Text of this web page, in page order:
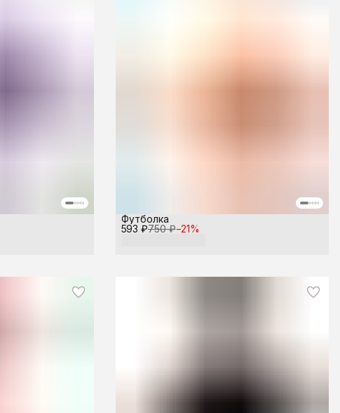
593 ₽750 ₽−21%
Футболка